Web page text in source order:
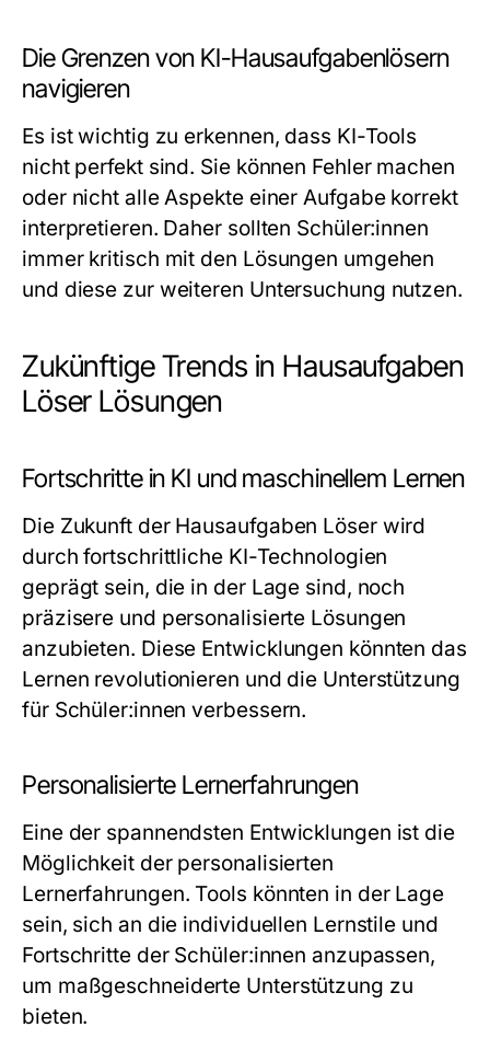
Die Grenzen von KI-Hausaufgabenlösern
navigieren
Es ist wichtig zu erkennen, dass KI-Tools
nicht perfekt sind. Sie können Fehler machen
oder nicht alle Aspekte einer Aufgabe korrekt
interpretieren. Daher sollten Schüler:innen
immer kritisch mit den Lösungen umgehen
und diese zur weiteren Untersuchung nutzen.
Zukünftige Trends in Hausaufgaben
Löser Lösungen
Fortschritte in KI und maschinellem Lernen
Die Zukunft der Hausaufgaben Löser wird
durch fortschrittliche KI-Technologien
geprägt sein, die in der Lage sind, noch
präzisere und personalisierte Lösungen
anzubieten. Diese Entwicklungen könnten das
Lernen revolutionieren und die Unterstützung
für Schüler:innen verbessern.
Personalisierte Lernerfahrungen
Eine der spannendsten Entwicklungen ist die
Möglichkeit der personalisierten
Lernerfahrungen. Tools könnten in der Lage
sein, sich an die individuellen Lernstile und
Fortschritte der Schüler:innen anzupassen,
um maßgeschneiderte Unterstützung zu
bieten.